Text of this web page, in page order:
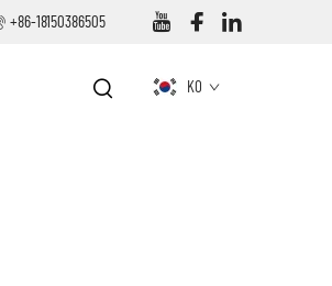
+86-18150386505
KO